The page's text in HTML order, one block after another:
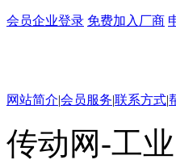
会员企业登录 免费加入厂商
网站简介|会员服务|联系方式|
传动网-工